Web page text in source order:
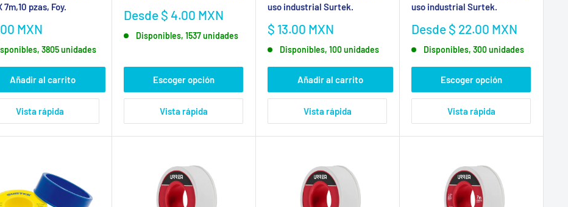
7m,10 pzas, Foy.
MXN
3805 unidades
Añadir al carrito
Vista rápida
Precio
venta
Desde $ 4.00 MXN
Disponibles, 1537 unidades
Escoger opción
Vista rápida
uso industrial Surtek.
Precio
venta
$ 13.00 MXN
Disponibles, 100 unidades
Añadir al carrito
Vista rápida
uso industrial Surtek.
Precio
venta
Desde $ 22.00 MXN
Disponibles, 300 unidades
Escoger opción
Vista rápida